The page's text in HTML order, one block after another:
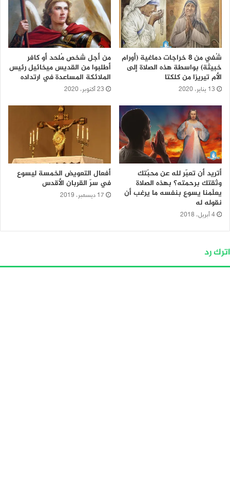
شُفي من 8 خراجات دماغية (أورام
خبيثة) بواسطة هذه الصلاة إلى
الأم تيريزا من كلكتا
13 يناير، 2020
من أجل شخص مُلحد أو كافر
أطلبوا من القديس ميخائيل رئيس
الملائكة المساعدة في ارتداده
23 أكتوبر، 2020
أتريد أن تعبّر لله عن محبّتك
وثقتك برحمته؟ بهذه الصلاة
يعلّمنا يسوع بنفسه ما يرغب أن
نقوله له
4 أبريل، 2018
أفعال التعويض الخمسة ليسوع
في سرّ القربان الأقدس
17 ديسمبر، 2019
اترك رد